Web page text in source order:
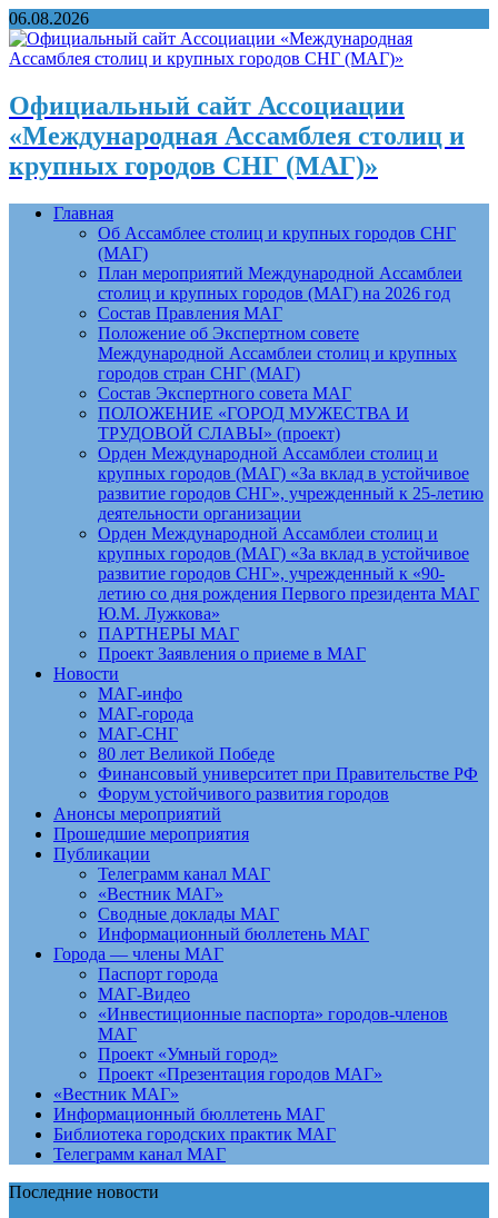
06.08.2026
Официальный сайт Ассоциации
«Международная Ассамблея столиц и
крупных городов СНГ (МАГ)»
Главная
Об Ассамблее столиц и крупных городов СНГ
(МАГ)
План мероприятий Международной Ассамблеи
столиц и крупных городов (МАГ) на 2026 год
Состав Правления МАГ
Положение об Экспертном совете
Международной Ассамблеи столиц и крупных
городов стран СНГ (МАГ)
Состав Экспертного совета МАГ
ПОЛОЖЕНИЕ «ГОРОД МУЖЕСТВА И
ТРУДОВОЙ СЛАВЫ» (проект)
Орден Международной Ассамблеи столиц и
крупных городов (МАГ) «За вклад в устойчивое
развитие городов СНГ», учрежденный к 25-летию
деятельности организации
Орден Международной Ассамблеи столиц и
крупных городов (МАГ) «За вклад в устойчивое
развитие городов СНГ», учрежденный к «90-
летию со дня рождения Первого президента МАГ
Ю.М. Лужкова»
ПАРТНЕРЫ МАГ
Проект Заявления о приеме в МАГ
Новости
МАГ-инфо
МАГ-города
МАГ-СНГ
80 лет Великой Победе
Финансовый университет при Правительстве РФ
Форум устойчивого развития городов
Анонсы мероприятий
Прошедшие мероприятия
Публикации
Телеграмм канал МАГ
«Вестник МАГ»
Сводные доклады МАГ
Информационный бюллетень МАГ
Города — члены МАГ
Паспорт города
МАГ-Видео
«Инвестиционные паспорта» городов-членов
МАГ
Проект «Умный город»
Проект «Презентация городов МАГ»
«Вестник МАГ»
Информационный бюллетень МАГ
Библиотека городских практик МАГ
Телеграмм канал МАГ
Последние новости